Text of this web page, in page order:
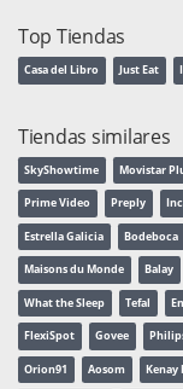
Top Tiendas
Casa del Libro Just Eat
Tiendas similares
SkyShowtime Movistar
Prime Video Preply
Estrella Galicia Bodeboca
Maisons du Monde Balay
What the Sleep Tefal
FlexiSpot Govee
Orion91 Aosom Kenay